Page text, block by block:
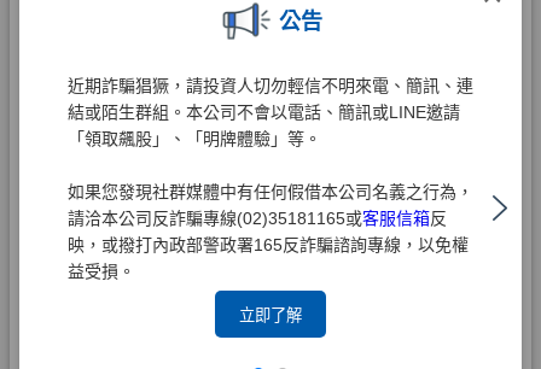
公告
近期詐騙猖獗，請投資人切勿輕信不明來電、簡訊、連
結或陌生群組。本公司不會以電話、簡訊或LINE邀請
「領取飆股」、「明牌體驗」等。
如果您發現社群媒體中有任何假借本公司名義之行為，
請洽本公司反詐騙專線(02)35181165或客服信箱反
映，或撥打內政部警政署165反詐騙諮詢專線，以免權
益受損。
立即了解